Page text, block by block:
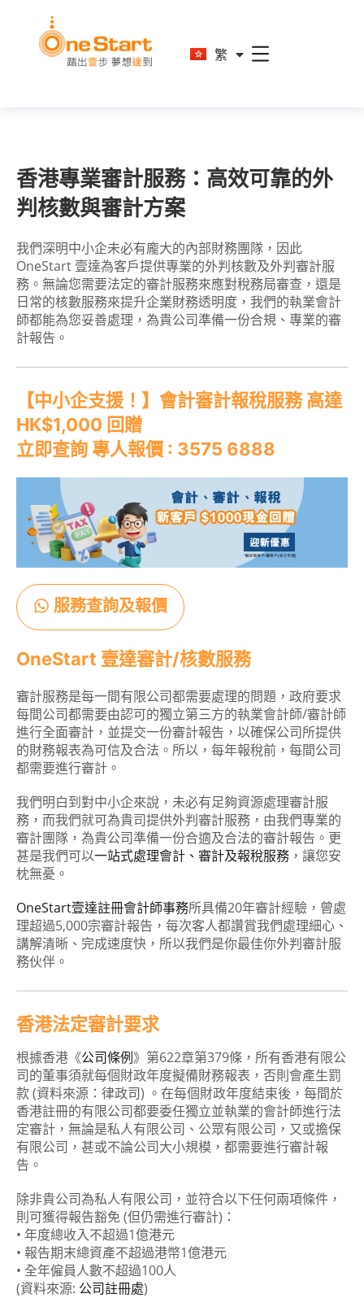
繁
简
香港專業審計服務：高效可靠的外
判核數與審計方案
我們深明中小企未必有龐大的內部財務團隊，因此
OneStart 壹達為客戶提供專業的外判核數及外判審計服
務。無論您需要法定的審計服務來應對稅務局審查，還是
日常的核數服務來提升企業財務透明度，我們的執業會計
師都能為您妥善處理，為貴公司準備一份合規、專業的審
計報告。
【中小企支援！】 會計審計報稅服務高達
HK$1,000 回贈
立即查詢 專人報價 : 3575 6888
服務查詢及報價
OneStart 壹達審計/核數服務
審計服務是每一間有限公司都需要處理的問題，政府要求
每間公司都需要由認可的獨立第三方的執業會計師/審計師
進行全面審計，並提交一份審計報告，以確保公司所提供
的財務報表為可信及合法。所以，每年報稅前，每間公司
都需要進行審計。
我們明白到對中小企來說，未必有足夠資源處理審計服
務，而我們就可為貴司提供外判審計服務，由我們專業的
審計團隊，為貴公司準備一份合適及合法的審計報告。更
甚是我們可以一站式處理會計、審計及報稅服務 ，讓您安
枕無憂。
OneStart壹達註冊會計師事務所具備20年審計經驗，曾處
理超過5,000宗審計報告，每次客人都讚賞我們處理細心、
講解清晰、完成速度快，所以我們是你最佳你外判審計服
務伙伴。
香港法定審計要求
根據香港《公司條例》第622章第379條，所有香港有限公
司的董事須就每個財政年度擬備財務報表，否則會產生罰
款 (資料來源：律政司) 。在每個財政年度結束後，每間於
香港註冊的有限公司都要委任獨立並執業的會計師進行法
定審計，無論是私人有限公司、公眾有限公司，又或擔保
有限公司，甚或不論公司大小規模，都需要進行審計報
告。
除非貴公司為私人有限公司，並符合以下任何兩項條件，
則可獲得報告豁免 (但仍需進行審計)：
• 年度總收入不超過1億港元
• 報告期末總資產不超過港幣1億港元
• 全年僱員人數不超過100人
(資料來源: 公司註冊處)